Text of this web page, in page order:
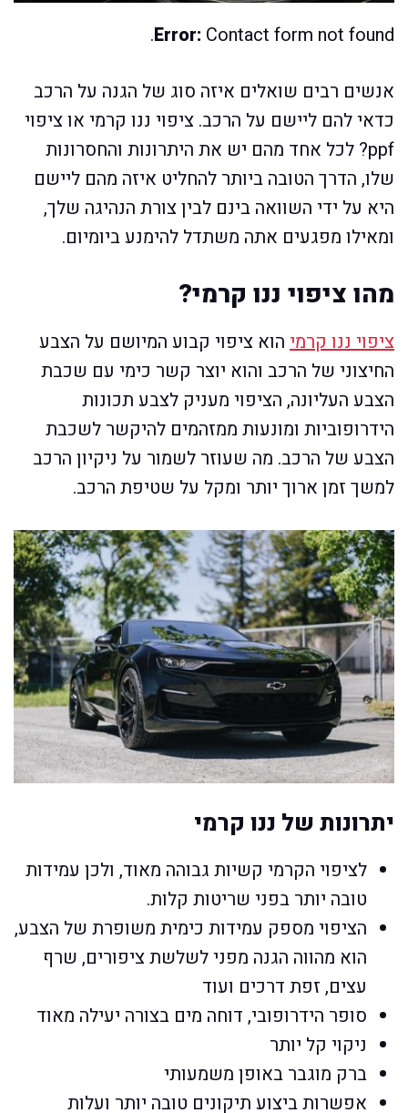
Error: Contact form not found.
אנשים רבים שואלים איזה סוג של הגנה על הרכב
כדאי להם ליישם על הרכב. ציפוי ננו קרמי או ציפוי
ppf? לכל אחד מהם יש את היתרונות והחסרונות
שלו, הדרך הטובה ביותר להחליט איזה מהם ליישם
היא על ידי השוואה בינם לבין צורת הנהיגה שלך,
ומאילו מפגעים אתה משתדל להימנע ביומיום.
מהו ציפוי ננו קרמי?
ציפוי ננו קרמי הוא ציפוי קבוע המיושם על הצבע
החיצוני של הרכב והוא יוצר קשר כימי עם שכבת
הצבע העליונה, הציפוי מעניק לצבע תכונות
הידרופוביות ומונעות ממזהמים להיקשר לשכבת
הצבע של הרכב. מה שעוזר לשמור על ניקיון הרכב
למשך זמן ארוך יותר ומקל על שטיפת הרכב.
יתרונות של ננו קרמי
לציפוי הקרמי קשיות גבוהה מאוד, ולכן עמידות
טובה יותר בפני שריטות קלות.
הציפוי מספק עמידות כימית משופרת של הצבע,
הוא מהווה הגנה מפני לשלשת ציפורים, שרף
עצים, זפת דרכים ועוד
סופר הידרופובי, דוחה מים בצורה יעילה מאוד
ניקוי קל יותר
ברק מוגבר באופן משמעותי
אפשרות ביצוע תיקונים טובה יותר ועלות